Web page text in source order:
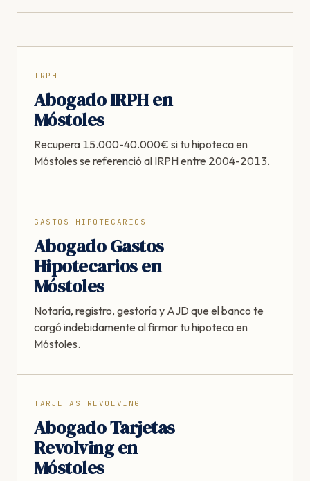
IRPH
Abogado IRPH en
Móstoles
Recupera 15.000-40.000€ si tu hipoteca en
Móstoles se referenció al IRPH entre 2004-2013.
GASTOS HIPOTECARIOS
Abogado Gastos
Hipotecarios en
Móstoles
Notaría, registro, gestoría y AJD que el banco te
cargó indebidamente al firmar tu hipoteca en
Móstoles.
TARJETAS REVOLVING
Abogado Tarjetas
Revolving en
Móstoles